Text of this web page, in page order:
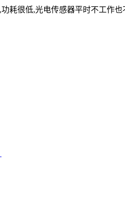
耗很低,光电传感器平时不工作